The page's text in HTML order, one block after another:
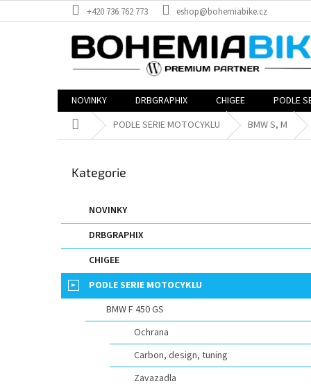
na
+420 736 762 773 eshop@bohemiabike.cz
NOVINKY DRBGRAPHIX CHIGEE PODLE
Domů PODLE SERIE MOTOCYKLU BMW S, M
a
n
a
Přeskočit
Kategorie
NOVINKY
DRBGRAPHIX
CHIGEE
PODLE SERIE MOTOCYKLU
BMW F 450 GS
Ochrana
Carbon, design, tuning
Zavazadla